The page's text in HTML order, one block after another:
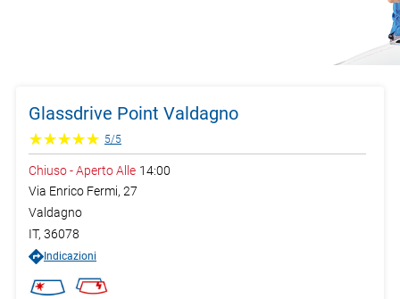
Glassdrive Point Valdagno
5/5
Chiuso-Aperto Alle 14:00
Via Enrico Fermi, 27
Valdagno
IT, 36078
Indicazioni